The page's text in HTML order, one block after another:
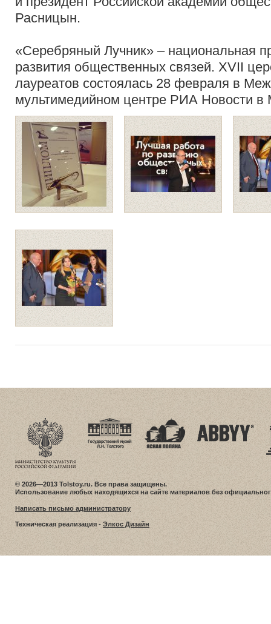
Расницын.
«Серебряный Лучник» – национальная
развития общественных связей. XVII
лауреатов состоялась 28 февраля в
мультимедийном центре РИА Новости в
© 2026—2013 Tolstoy.ru. Все права защищены.
Использование любых находящихся на сайте материалов без
Написать письмо администратору
Техническая реализация - Элкос Дизайн